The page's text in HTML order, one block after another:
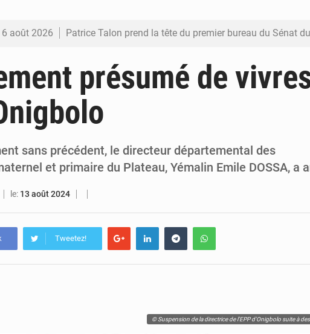
août 2026 Patrice Talon prend la tête du premier bureau du Sénat du
août 2026 Bénin et Canada scellent un partenariat inédit
6 août 2026 Bénin : Le CEG La Verdure de Ouèdo fait sa mue pour la
présumé de
sans précédent, le directeur départemental des
et primaire du Plateau, Yémalin Emile DOSSA, a
le: 13 août 2024
Tweetez!
© Suspension de la directrice de l'EPP d'Onigbolo suite à